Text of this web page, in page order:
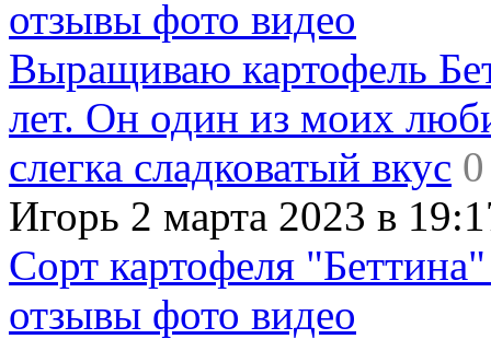
отзывы фото видео
Выращиваю картофель
лет. Он один из моих
слегка сладковатый вкус 0
Игорь 2 марта 2023 в
Сорт картофеля
отзывы фото видео